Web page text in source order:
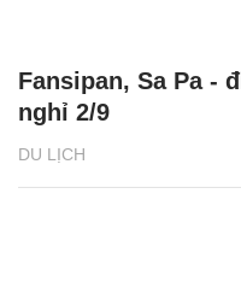
DU LỊCH
Fansipan, Sa Pa -
nghỉ 2/9